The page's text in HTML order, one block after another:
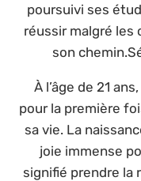
poursuivi ses
réussir malgré les
son
À l’âge de 21
pour la première
sa vie. La
joie immense
signifié prendre la